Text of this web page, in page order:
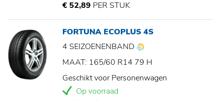
€ 52,89 PER STUK
FORTUNA ECOPLUS 4S
4 SEIZOENENBAND
MAAT: 165/60 R14 79 H
Geschikt voor Personenwagen
Op voorraad